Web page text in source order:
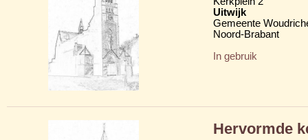
Uitwijk
Gemeente
Noord-Brabant
In gebruik
Hervormde